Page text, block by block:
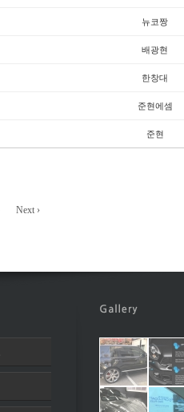
뉴코짱
배광현
한창대
준현에셈
준현
Next ›